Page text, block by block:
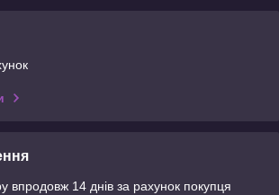
впродовж 14 днів за рахунок покупця